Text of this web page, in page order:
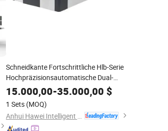
Schneidkante Fortschrittliche Hlb-Serie
Hochpräzisionsautomatische Dual-
Plattformen Laserschneider
Hochpräzise Plattform
maßgeschneiderte Maschinenfertigung
15.000,00-35.000,00 $
1 Sets (MOQ)